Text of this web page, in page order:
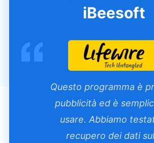
iBeesoft
Questo programma è
pubblicità ed è
usare. Abbiamo
recupero dei dati